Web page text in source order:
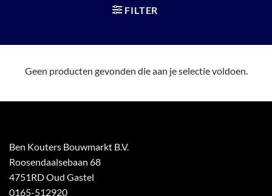
FILTER
Geen producten gevonden die aan je selectie voldoen.
Ben Kouters Bouwmarkt B.V.
Roosendaalsebaan 68
4751RD Oud Gastel
0165-512920